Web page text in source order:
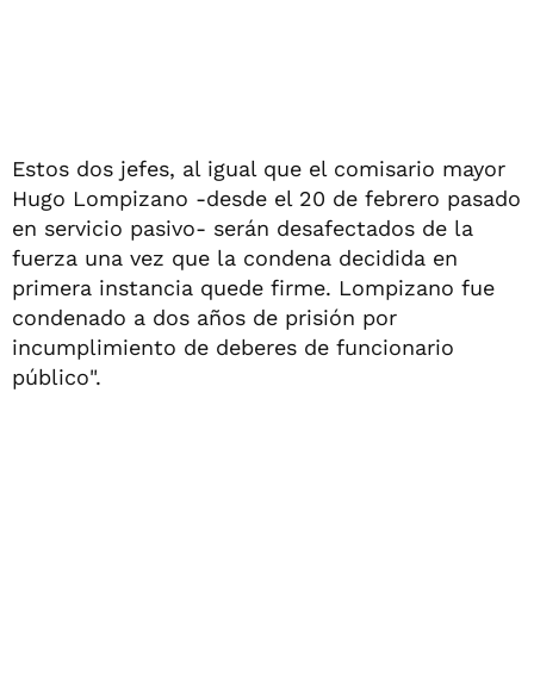
Estos dos jefes, al igual que el comisario mayor
Hugo Lompizano -desde el 20 de febrero pasado
en servicio pasivo- serán desafectados de la
fuerza una vez que la condena decidida en
primera instancia quede firme. Lompizano fue
condenado a dos años de prisión por
incumplimiento de deberes de funcionario
público".